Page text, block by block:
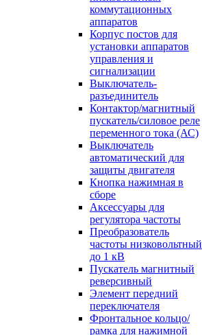
коммутационных
аппаратов
Корпус постов для
установки аппаратов
управления и
сигнализации
Выключатель-
разъединитель
Контактор/магнитный
пускатель/силовое реле
переменного тока (АС)
Выключатель
автоматический для
защиты двигателя
Кнопка нажимная в
сборе
Аксессуары для
регулятора частоты
Преобразователь
частоты низковольтный
до 1 кВ
Пускатель магнитный
реверсивный
Элемент передний
переключателя
Фронтальное кольцо/
рамка для нажимной